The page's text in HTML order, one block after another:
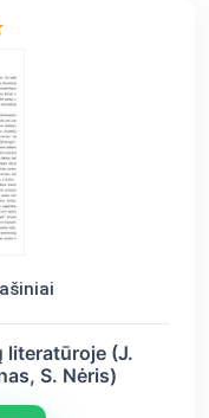
literatūroje (J.
S. Nėris)